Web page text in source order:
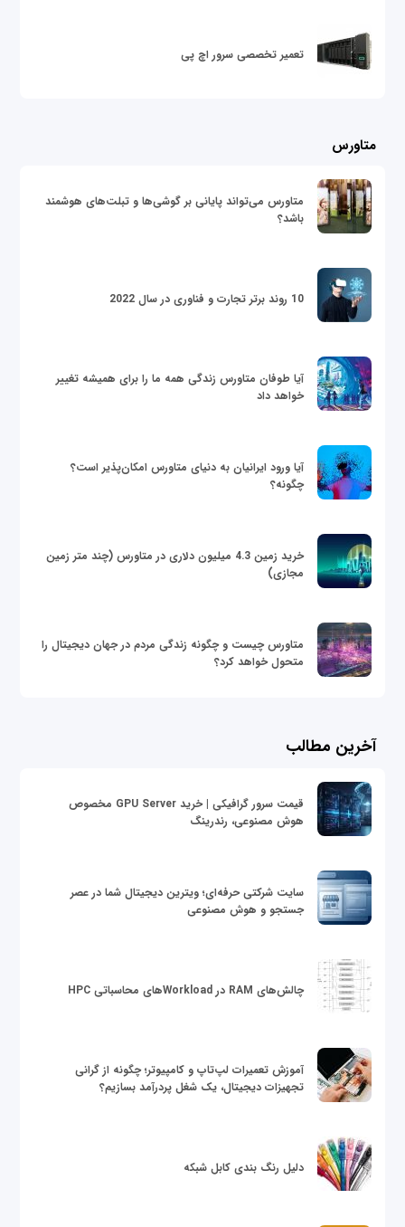
تعمیر تخصصی سرور اچ پی
متاورس
متاورس می‌تواند پایانی بر گوشی‌ها و تبلت‌های هوشمند
باشد؟
10 روند برتر تجارت و فناوری در سال 2022
آیا طوفان متاورس زندگی همه ما را برای همیشه تغییر
خواهد داد
آیا ورود ایرانیان به دنیای متاورس امکان‌پذیر است؟
چگونه؟
خرید زمین 4.3 میلیون دلاری در متاورس (چند متر زمین
مجازی)
متاورس چیست و چگونه زندگی مردم در جهان دیجیتال را
متحول خواهد کرد؟
آخرین مطالب
قیمت سرور گرافیکی | خرید GPU Server مخصوص
هوش مصنوعی، رندرینگ
سایت شرکتی حرفه‌ای؛ ویترین دیجیتال شما در عصر
جستجو و هوش مصنوعی
چالش‌های RAM در Workloadهای محاسباتی HPC
آموزش تعمیرات لپ‌تاپ و کامپیوتر؛ چگونه از گرانی
تجهیزات دیجیتال، یک شغل پردرآمد بسازیم؟
دلیل رنگ بندی کابل شبکه